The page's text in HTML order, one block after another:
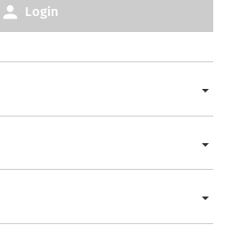
Login